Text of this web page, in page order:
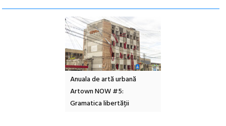
Anuala de artă urbană
Artown NOW #5:
Gramatica libertății